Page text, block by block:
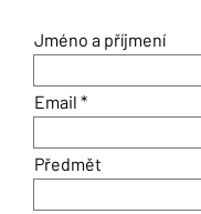
Jméno a příjmení
Email
Předmět